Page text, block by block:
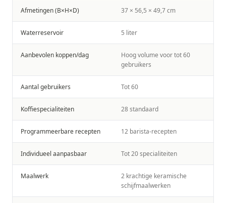
Afmetingen (B×H×D) 37 × 56,5 × 49,7 cm
Waterreservoir 5 liter
Aanbevolen koppen/dag
Hoog volume voor tot 60
gebruikers
Aantal gebruikers Tot 60
Koffiespecialiteiten 28 standaard
Programmeerbare recepten 12 barista-recepten
Individueel aanpasbaar Tot 20 specialiteiten
Maalwerk
2 krachtige keramische
schijfmaalwerken